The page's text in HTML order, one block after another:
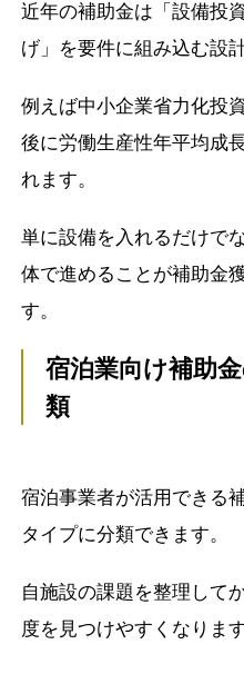
近年の補助金は「設備投
げ」を要件に組み込む設
例えば中小企業省力化投
後に労働生産性年平均成
れます。
単に設備を入れるだけで
体で進めることが補助金
す。
宿泊業向け補助
類
宿泊事業者が活用できる
タイプに分類できます。
自施設の課題を整理して
度を見つけやすくなりま